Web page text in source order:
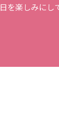
を楽しみにし